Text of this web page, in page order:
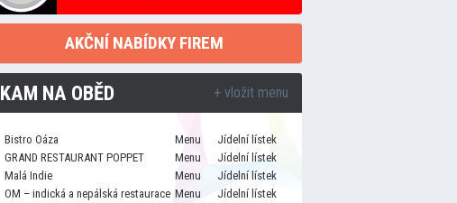
AKČNÍ NABÍDKY FIREM
KAM NA OBĚD + vložit menu
Bistro Oáza Menu
Jídelní lístek
GRAND RESTAURANT POPPET
Menu
Jídelní lístek
Malá Indie
Menu
Jídelní lístek
OM – indická a nepálská restaurace Menu
Jídelní lístek